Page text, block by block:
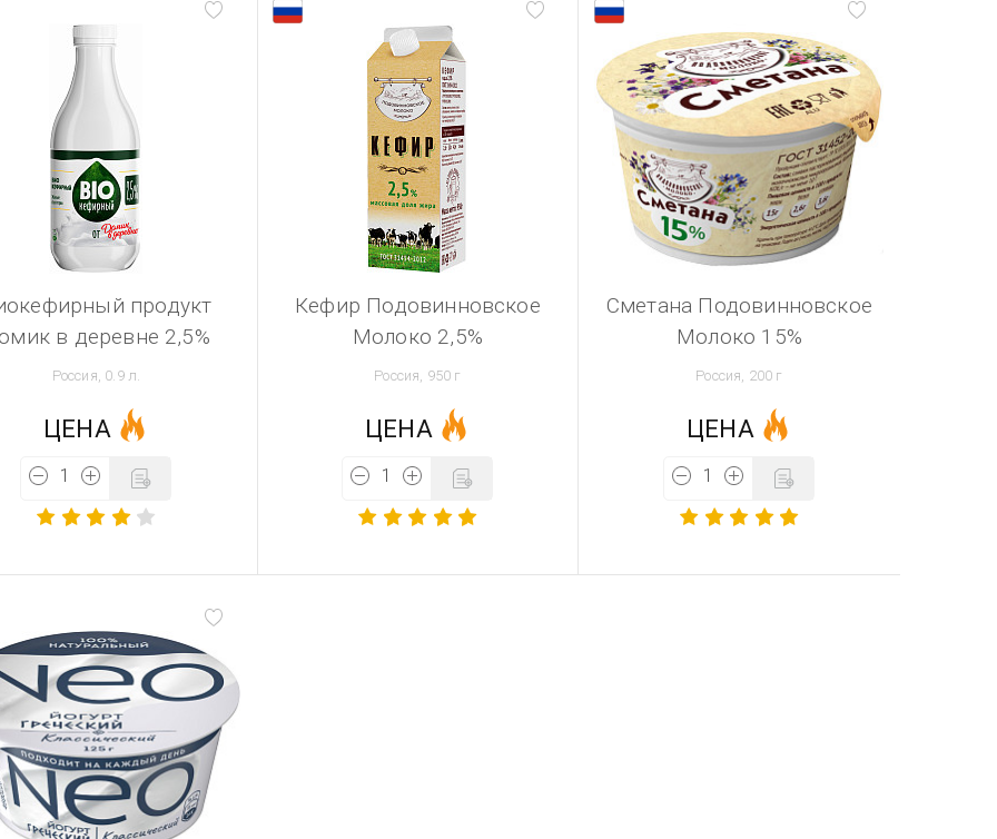
продукт
в деревне 2,5%
Россия, 0.9 л.
ЦЕНА
Кефир Подовинновское
Молоко 2,5%
Россия, 950 г
ЦЕНА
Сметана Подовинновское
Молоко 15%
Россия, 200 г
ЦЕНА